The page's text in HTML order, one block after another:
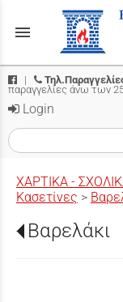
menu
|
παραγγελίες άνω των
Login
ΧΑΡΤΙΚΑ -
Κασετίνες >
Βαρελάκι